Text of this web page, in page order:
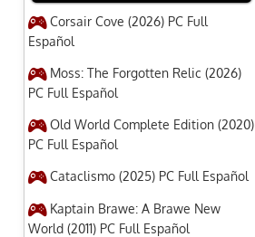
Corsair Cove (2026) PC Full
Español
Moss: The Forgotten Relic (2026)
PC Full Español
Old World Complete Edition (2020)
PC Full Español
Cataclismo (2025) PC Full Español
Kaptain Brawe: A Brawe New
World (2011) PC Full Español